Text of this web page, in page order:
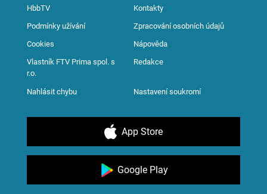
HbbTV Kontakty
Podmínky užívání Zpracování osobních údajů
Cookies Nápověda
Vlastník FTV Prima spol. s
r.o.
Redakce
Nahlásit chybu Nastavení soukromí
App Store
Google Play